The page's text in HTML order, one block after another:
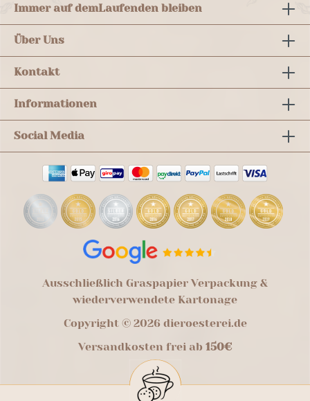
Immer auf demLaufenden bleiben
Über Uns
Kontakt
Informationen
Social Media
Ausschließlich Graspapier Verpackung &
wiederverwendete Kartonage
Copyright © 2026 dieroesterei.de
Versandkosten frei ab 150€